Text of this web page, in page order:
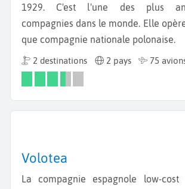
1929. C'est l'une des plus
compagnies dans le monde. Elle
que compagnie nationale polonaise.
2 destinations 2 pays 75
Volotea
La compagnie espagnole low-cost dont le